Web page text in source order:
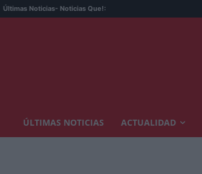
Últimas Noticias- Noticias Que!:
ÚLTIMAS NOTICIAS ACTUALIDAD